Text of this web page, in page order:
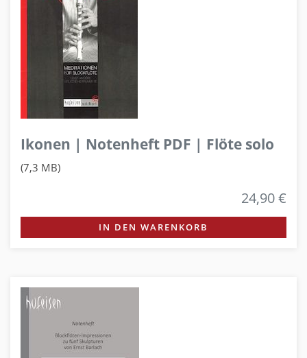
Ikonen | Notenheft PDF | Flöte solo
(7,3 MB)
24,90 €
IN DEN WARENKORB